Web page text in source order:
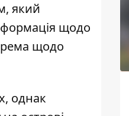
який
щодо
щодо
однак